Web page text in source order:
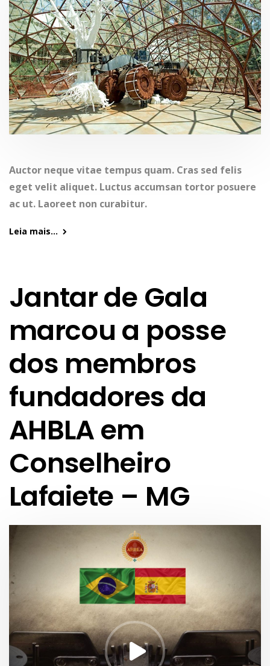
Auctor neque vitae tempus quam. Cras sed felis
eget velit aliquet. Luctus accumsan tortor posuere
ac ut. Laoreet non curabitur.
Leia mais...
Jantar de Gala
marcou a posse
dos membros
fundadores da
AHBLA em
Conselheiro
Lafaiete – MG